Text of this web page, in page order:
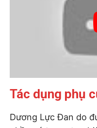
Tác dụng phụ
Dương Lực Đan do